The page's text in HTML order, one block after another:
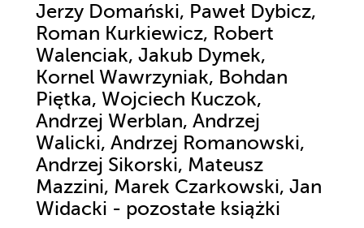
Jerzy Domański, Paweł Dybicz,
Roman Kurkiewicz, Robert
Walenciak, Jakub Dymek,
Kornel Wawrzyniak, Bohdan
Piętka, Wojciech Kuczok,
Andrzej Werblan, Andrzej
Walicki, Andrzej Romanowski,
Andrzej Sikorski, Mateusz
Mazzini, Marek Czarkowski, Jan
Widacki - pozostałe książki